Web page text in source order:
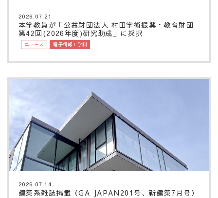
2026.07.21
本学教員が「公益財団法人 村田学術振興・教育財団
第42回(2026年度)研究助成」に採択
ニュース 電子情報工学科
2026.07.14
建築系雑誌掲載（GA JAPAN201号、新建築7月号）